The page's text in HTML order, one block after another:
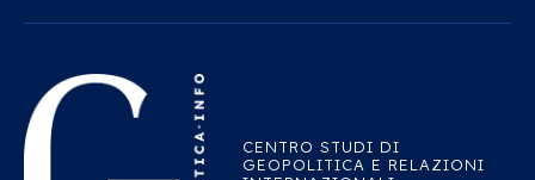
CENTRO STUDI DI
GEOPOLITICA E RELAZIONI